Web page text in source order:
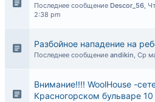
Последнее сообщение Descor_56,
2:38 pm
Разбойное нападение на
Последнее сообщение andikin, Ср
Внимание!!!! WoolHouse -
Красногорском бульваре 10